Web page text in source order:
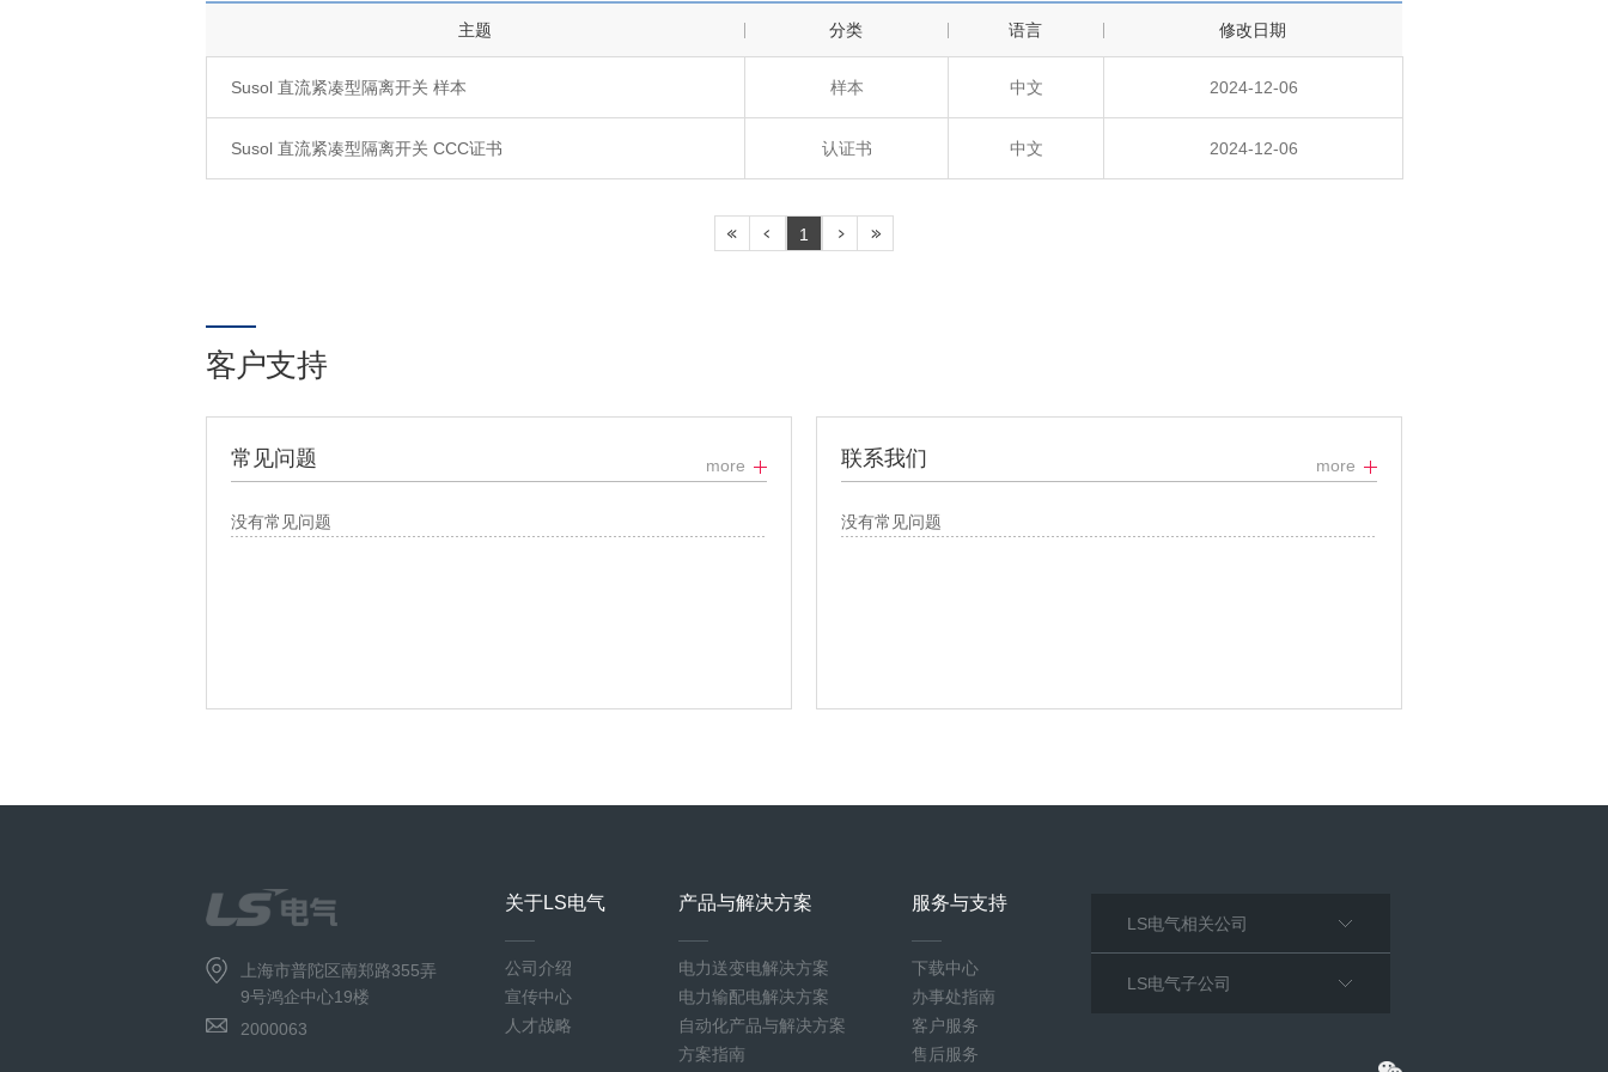
主题 分类 语言 修改日期
Susol 直流紧凑型隔离开关 样本 样本 中文 2024-12-06
Susol 直流紧凑型隔离开关 CCC证书 认证书 中文 2024-12-06
1
客户支持
常见问题 more
没有常见问题
联系我们 more
没有常见问题
上海市普陀区南郑路355弄
9号鸿企中心19楼
2000063
关于LS电气
公司介绍
宣传中心
人才战略
产品与解决方案
电力送变电解决方案
电力输配电解决方案
自动化产品与解决方案
方案指南
服务与支持
下载中心
办事处指南
客户服务
售后服务
LS电气相关公司
LS电气子公司